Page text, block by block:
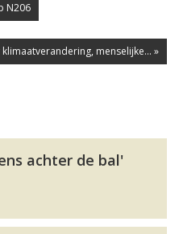
N206
menselijke... »
achter de bal'